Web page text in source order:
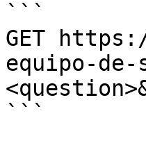
```
GET
equipo-
```